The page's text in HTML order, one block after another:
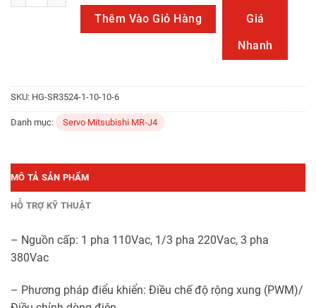
Thêm Vào Giỏ Hàng
Giá
Nhanh
SKU: HG-SR3524-1-10-10-6
Danh mục: Servo Mitsubishi MR-J4
MÔ TẢ SẢN PHẨM
HỖ TRỢ KỸ THUẬT
– Nguồn cấp: 1 pha 110Vac, 1/3 pha 220Vac, 3 pha
380Vac
– Phương pháp điểu khiển: Điều chế độ rộng xung (PWM)/